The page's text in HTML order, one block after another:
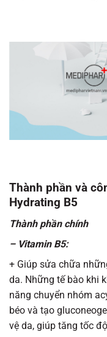
Thành phần và
Hydrating B5
Thành phần chính
– Vitamin B5:
+ Giúp sửa chữa
da. Những tế bào khi
năng chuyển nhóm
béo và tạo
vệ da, giúp tăng tốc